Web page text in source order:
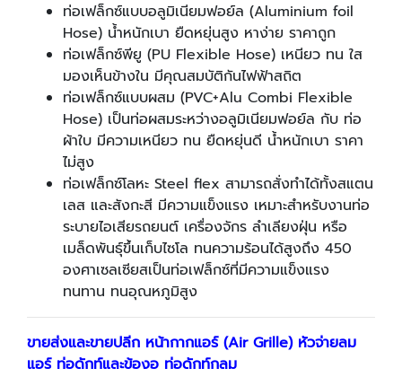
ท่อเฟล็กซ์แบบอลูมิเนียมฟอย์ล (Aluminium foil
Hose) น้ำหนักเบา ยืดหยุ่นสูง หาง่าย ราคาถูก
ท่อเฟล็กซ์พียู (PU Flexible Hose) เหนียว ทน ใส
มองเห็นข้างใน มีคุณสมบัติกันไฟฟ้าสถิต
ท่อเฟล็กซ์แบบผสม (PVC+Alu Combi Flexible
Hose) เป็นท่อผสมระหว่างอลูมิเนียมฟอย์ล กับ ท่อ
ผ้าใบ มีความเหนียว ทน ยืดหยุ่นดี น้ำหนักเบา ราคา
ไม่สูง
ท่อเฟล็กซ์โลหะ Steel flex สามารถสั่งทำได้ทั้งสแตน
เลส และสังกะสี มีความแข็งแรง เหมาะสำหรับงานท่อ
ระบายไอเสียรถยนต์ เครื่องจักร ลำเลียงฝุ่น หรือ
เมล็ดพันธ์ุขึ้นเก็บไซโล ทนความร้อนได้สูงถึง 450
องศาเซลเซียสเป็นท่อเฟล็กซ์ที่มีความแข็งแรง
ทนทาน ทนอุณหภูมิสูง
ขายส่งและขายปลีก หน้ากากแอร์ (Air Grille) หัวจ่ายลม
แอร์ ท่อดักท์และข้องอ ท่อดักท์กลม